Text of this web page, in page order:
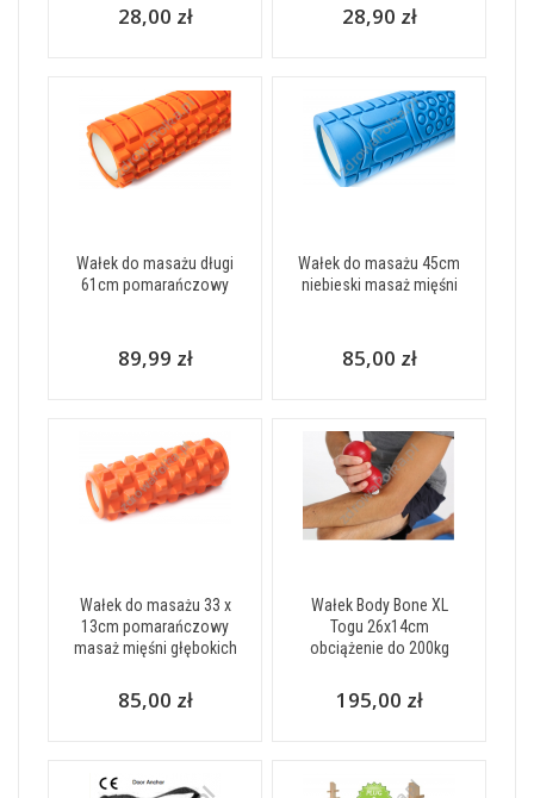
28,00 zł 28,90 zł
Wałek do masażu długi
61cm pomarańczowy
89,99 zł
Wałek do masażu 45cm
niebieski masaż mięśni
85,00 zł
Wałek do masażu 33 x
13cm pomarańczowy
masaż mięśni głębokich
85,00 zł
Wałek Body Bone XL
Togu 26x14cm
obciążenie do 200kg
195,00 zł